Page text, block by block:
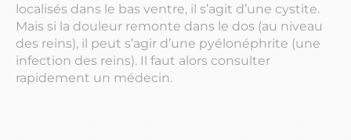
localisés dans le bas ventre, il s’agit d’une cystite.
Mais si la douleur remonte dans le dos (au niveau
des reins), il peut s’agir d’une pyélonéphrite (une
infection des reins). Il faut alors consulter
rapidement un médecin.